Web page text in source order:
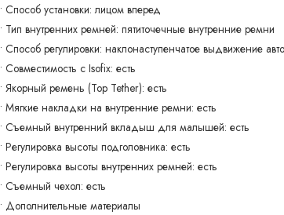
• Способ установки: лицом вперед
• Тип внутренних ремней: пятиточечные внутренние ремни
• Способ регулировки: наклонаступенчатое выдвижение
• Совместимость с Isofix: есть
• Якорный ремень (Top Tether): есть
• Мягкие накладки на внутренние ремни: есть
• Съемный внутренний вкладыш для малышей: есть
• Регулировка высоты подголовника: есть
• Регулировка высоты внутренних ремней: есть
• Съемный чехол: есть
• Дополнительные материалы